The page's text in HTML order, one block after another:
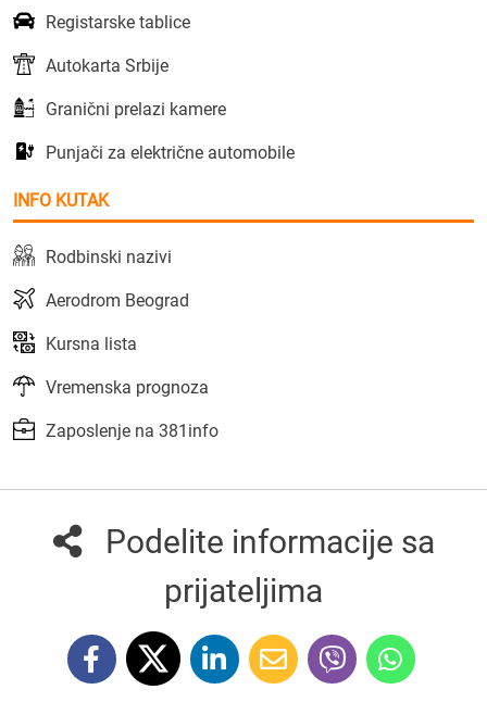
Registarske tablice
Autokarta Srbije
Granični prelazi kamere
Punjači za električne automobile
INFO KUTAK
Rodbinski nazivi
Aerodrom Beograd
Kursna lista
Vremenska prognoza
Zaposlenje na 381info
Podelite informacije sa
prijateljima